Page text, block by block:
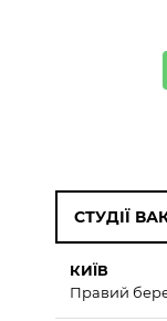
СТУДІЇ
КИЇВ
Правий